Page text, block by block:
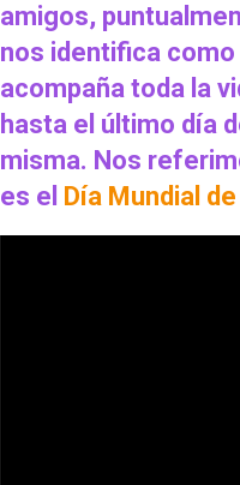
amigos,
nos identifica
acompaña toda la
hasta el último día
misma. Nos
es el Día Mundial